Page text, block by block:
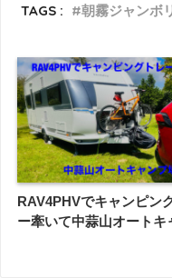
TAGS :
朝霧ジャンボ
RAV4PHVでキャンピン
ー牽いて中蒜山オートキ